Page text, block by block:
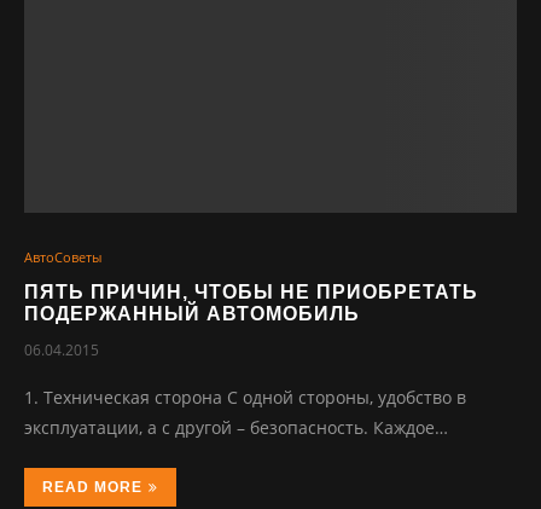
АвтоСоветы
ПЯТЬ ПРИЧИН, ЧТОБЫ НЕ ПРИОБРЕТАТЬ
ПОДЕРЖАННЫЙ АВТОМОБИЛЬ
06.04.2015
1. Техническая сторона С одной стороны, удобство в
эксплуатации, а с другой – безопасность. Каждое…
READ MORE